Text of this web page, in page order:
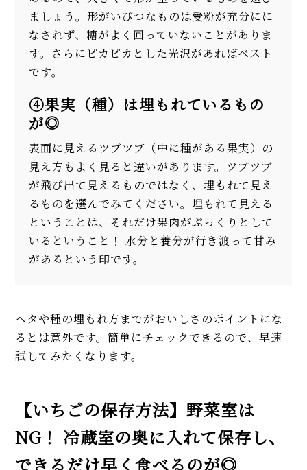
ましょう。形がいびつなものは受粉が充分にに
なされず、糖がよく回っていないことがありま
す。さらにピカピカとした光沢があればベスト
です。
④果実（種）は埋もれているもの
が◎
表面に見えるツブツブ（中に種がある果実）の
見え方もよく見ると違いがあります。ツブツブ
が飛び出て見えるものではなく、埋もれて見え
るものを選んでみてください。埋もれて見える
ということは、それだけ果肉がぷっくりとして
いるということ！ 水分と養分が行き渡って甘み
があるという印です。
ヘタや種の埋もれ方までがおいしさのポイントにな
るとは意外です。簡単にチェックできるので、早速
試してみたくなります。
【いちごの保存方法】野菜室は
NG！ 冷蔵室の奥に入れて保存し、
できるだけ早く食べるのが◎